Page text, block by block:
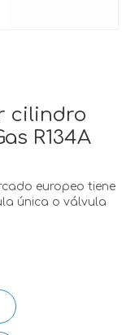
cilindro
R134A
europeo tiene
única o válvula